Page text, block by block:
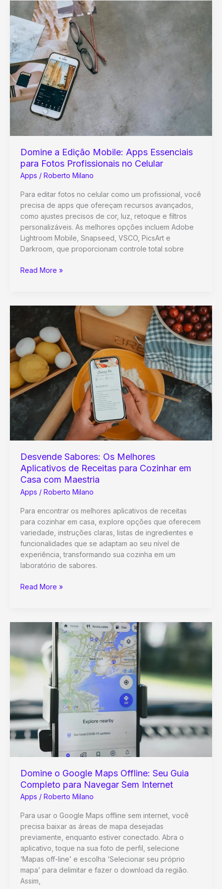
Definitivo
para
Organizar
Tarefas
e
Turbinar
Sua
Produtividade
Domine a Edição Mobile: Apps Essenciais
para Fotos Profissionais no Celular
Apps / Roberto Milano
Para editar fotos no celular como um profissional, você
precisa de apps que ofereçam recursos avançados,
como ajustes precisos de cor, luz, retoque e filtros
personalizáveis. As melhores opções incluem Adobe
Lightroom Mobile, Snapseed, VSCO, PicsArt e
Darkroom, que proporcionam controle total sobre
Domine
Fotos
Profissionais
Celular
Read More »
Desvende Sabores: Os Melhores
Aplicativos de Receitas para Cozinhar em
Casa com Maestria
Apps / Roberto Milano
Para encontrar os melhores aplicativos de receitas
para cozinhar em casa, explore opções que oferecem
variedade, instruções claras, listas de ingredientes e
funcionalidades que se adaptam ao seu nível de
experiência, transformando sua cozinha em um
laboratório de sabores.
Desvende
de
Receitas
para
Cozinhar
com
Maestria
Read More »
Domine o Google Maps Offline: Seu Guia
Completo para Navegar Sem Internet
Apps / Roberto Milano
Para usar o Google Maps offline sem internet, você
precisa baixar as áreas de mapa desejadas
previamente, enquanto estiver conectado. Abra o
aplicativo, toque na sua foto de perfil, selecione
‘Mapas off-line’ e escolha ‘Selecionar seu próprio
mapa’ para delimitar e fazer o download da região.
Assim,